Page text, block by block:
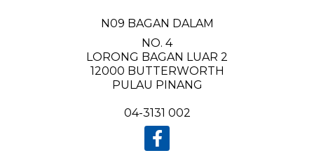
N09 BAGAN DALAM
NO. 4
LORONG BAGAN LUAR 2
12000 BUTTERWORTH
PULAU PINANG
04-3131 002